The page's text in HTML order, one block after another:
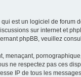
est un logiciel de forum
sur internet et
phpBB, veuillez
ne respectez pas ces
IP de tous les